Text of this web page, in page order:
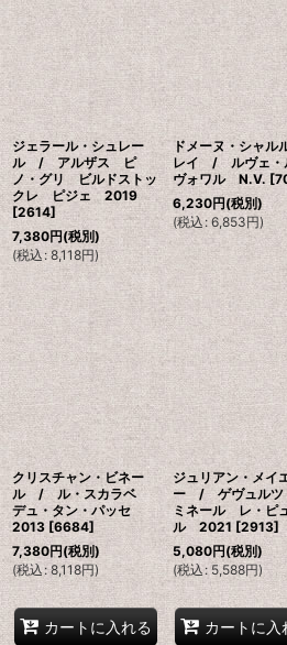
ジェラール・シュレー
ル / アルザス ピ
ノ・グリ ビルドストッ
クレ ピジェ 2019
[2614]
7,380円(税別)
(税込: 8,118円)
ドメーヌ・シャル
レイ / ルヴェ・
ヴォワル N.V. [
6,230円(税別)
(税込: 6,853円)
クリスチャン・ビネー
ル / ル・スカラベ
デュ・タン・パッセ
2013 [6684]
7,380円(税別)
(税込 : 8,118円)
カートに入れる
ジュリアン・メイ
ー / ゲヴュルツ
ミネール レ・ピ
ル 2021 [2913]
5,080円(税別)
(税込: 5,588円)
カートに入